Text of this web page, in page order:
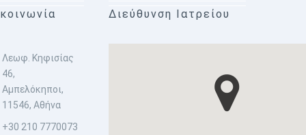
Λεωφ. Κηφισίας
46,
Αμπελόκηποι,
11546, Αθήνα
+30 210 7770073
Διεύθυνση Ιατρείου